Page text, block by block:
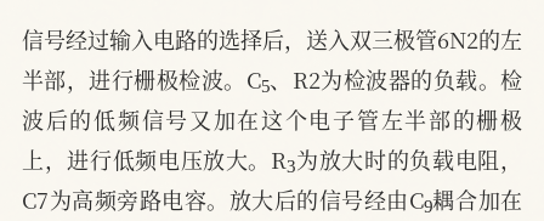
信号经过输入电路的选择后，送入双三极管6N2的左
半部，进行栅极检波。C5、R2为检波器的负载。检
波后的低频信号又加在这个电子管左半部的栅极
上，进行低频电压放大。R 3为放大时的负载电阻，
C7为高频旁路电容。放大后的信号经由C9耦合加在